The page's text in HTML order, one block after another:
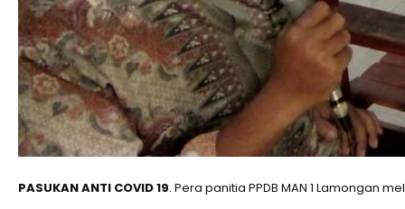
PASUKAN ANTI COVID 19. Pera panitia PPDB MAN 1